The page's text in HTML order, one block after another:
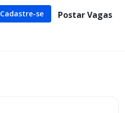
Cadastre-se Postar Vagas